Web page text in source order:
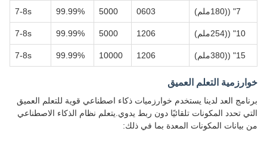
7" ((180ملم) 0603
5000
99.99%
7-8s
10" ((254ملم) 1206
5000
99.99%
7-8s
15" ((380ملم) 1206
10000
99.99%
7-8s
خوارزمية التعلم العميق
برنامج العد لدينا يستخدم خوارزميات ذكاء اصطناعي قوية للتعلم العميق
التي تحدد المكونات تلقائيًا دون ربط يدوي.يتعلم نظام الذكاء الاصطناعي
من بيانات المكونات المعدة بما في ذلك: